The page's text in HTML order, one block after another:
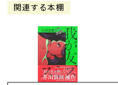
関連する本棚